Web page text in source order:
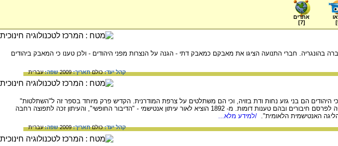
]
אתרים
[
7
]
במדינה ובחברה בהונגריה. חברי התנועה הציגו את מאבקם כמאבק דתי - הגנה על הנצרות מפני היהודים - ולכן טענו כי המאבק ביהודים
קהל יעד:כולםתאריך:2009 שפה:עברית
צרפתי. בספרו "צרפת היהודית", שיצא לאור ב- 1886, טען כי היהודים הם בני גזע נחות ודת בזויה, וכי הם משתלטים על צרפת המודרנית. הקדיש פרק מיוחד בספר זה ל"השתלטות"
היהודים על אלג'יריה, ובהשפעתו החלו מתיישבים צרפתים באלג'יריה לפרסם חיבורים ובהם טענות דומות. מ- 1892 הוציא לאור עיתון אנטישמי - "הדיבור החופשי", והעיתון זכה לתפוצה רחבה
/למידע מלא...
קהל יעד:כולםתאריך:2009 שפה:עברית